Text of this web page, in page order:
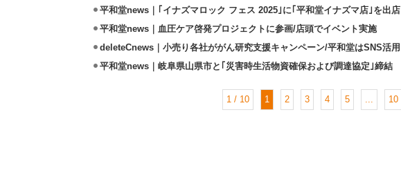
平和堂news｜｢イナズマロック フェス 2025｣に｢平和堂イナズマ店｣を出店
平和堂news｜血圧ケア啓発プロジェクトに参画/店頭でイベント実施
deleteCnews｜小売り各社ががん研究支援キャンペーン/平和堂はSNS活用
平和堂news｜岐阜県山県市と｢災害時生活物資確保および調達協定｣締結
1 / 10 1 2 3 4 5 ... 10